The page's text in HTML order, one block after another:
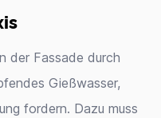
der Fassade durch
Gießwasser,
fordern. Dazu muss